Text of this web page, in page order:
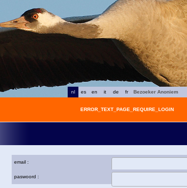
fr
de
it
en
es
nl
Bezoeker Anoniem
ERROR_TEXT_PAGE_REQUIRE_LOGIN
email :
paswoord :